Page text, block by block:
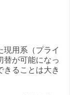
用系（プライ
替が可能になっ
きることは大き